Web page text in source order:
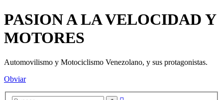
PASION A LA VELOCIDAD Y
MOTORES
Automovilismo y Motociclismo Venezolano, y sus protagonistas.
Obviar